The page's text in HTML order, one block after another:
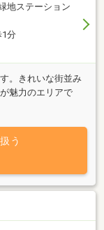
地ステーション
分
。きれいな街並み
魅力のエリアで
満足度 NO.1！ク
ど北摂全域幅広く
下さいませ。 お店
ますので お店作
承っております。
問い合わせは賃貸
う